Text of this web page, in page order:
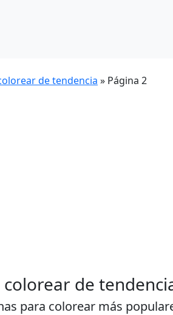
de tendencia » Página 2
de
para colorear más